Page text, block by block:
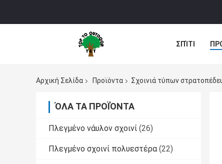
ΣΠΊΤΙ
Αρχική Σελίδα Προϊόντα Σχοινιά τύπων
ΌΛΑ ΤΑ ΠΡΟΪΌΝΤΑ
Πλεγμένο νάυλον σχοινί (26)
Πλεγμένο σχοινί πολυεστέρα (22)